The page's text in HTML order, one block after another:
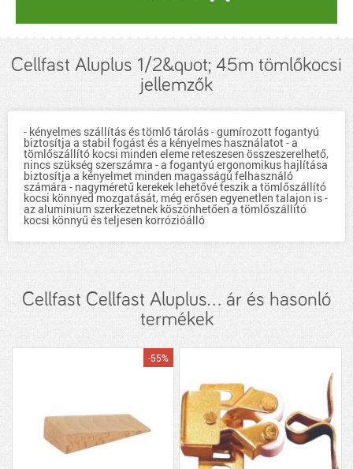
Cellfast Aluplus 1/2&quot; 45m tömlőkocsi
jellemzők
- kényelmes szállítás és tömlő tárolás - gumírozott fogantyú
biztosítja a stabil fogást és a kényelmes használatot - a
tömlőszállító kocsi minden eleme reteszesen összeszerelhető,
nincs szükség szerszámra - a fogantyú ergonomikus hajlítása
biztosítja a kényelmet minden magasságú felhasználó
számára - nagyméretű kerekek lehetővé teszik a tömlőszállító
kocsi könnyed mozgatását, még erősen egyenetlen talajon is -
az alumínium szerkezetnek köszönhetően a tömlőszállító
kocsi könnyű és teljesen korrózióálló
Cellfast Cellfast Aluplus... ár és hasonló
termékek
-55%